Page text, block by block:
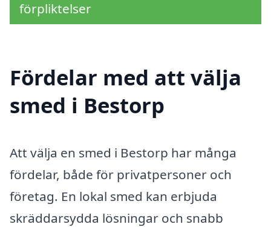
förpliktelser
Fördelar med att välja
smed i Bestorp
Att välja en smed i Bestorp har många
fördelar, både för privatpersoner och
företag. En lokal smed kan erbjuda
skräddarsydda lösningar och snabb